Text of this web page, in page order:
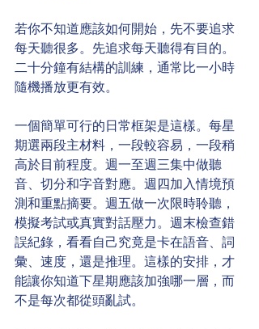
若你不知道應該如何開始，先不要追求
每天聽很多。先追求每天聽得有目的。
二十分鐘有結構的訓練，通常比一小時
隨機播放更有效。
一個簡單可行的日常框架是這樣。每星
期選兩段主材料，一段較容易，一段稍
高於目前程度。週一至週三集中做聽
音、切分和字音對應。週四加入情境預
測和重點摘要。週五做一次限時聆聽，
模擬考試或真實對話壓力。週末檢查錯
誤紀錄，看看自己究竟是卡在語音、詞
彙、速度，還是推理。這樣的安排，才
能讓你知道下星期應該加強哪一層，而
不是每次都從頭亂試。